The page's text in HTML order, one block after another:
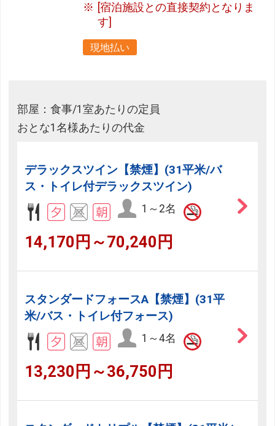
[宿泊施設との直接契約となりま
す]
現地払い
部屋：食事/1室あたりの定員
おとな1名様あたりの代金
デラックスツイン【禁煙】(31平米/バ
ス・トイレ付デラックスツイン)
1～2名
14,170円～70,240円
スタンダードフォースA【禁煙】(31平
米/バス・トイレ付フォース)
1～4名
13,230円～36,750円